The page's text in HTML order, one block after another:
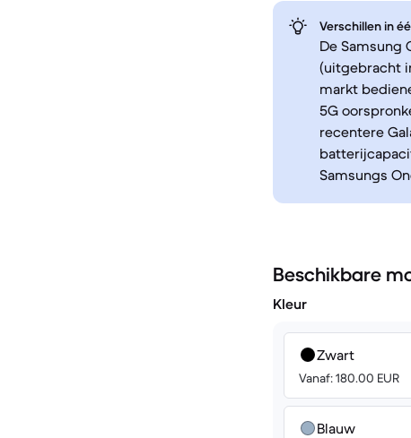
Verschillen in
De Samsung
(uitgebracht
markt
5G
recentere
Samsungs
Beschikbare
Kleur
Zwart
Vanaf: 180.00 EUR
Blauw